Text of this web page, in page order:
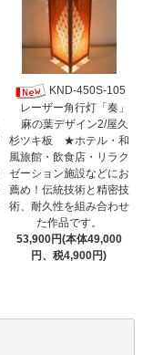
KND-450S-105
レーザー角行灯「奏」
麻の葉デザイン2/屋久
杉ツキ板 ★ホテル・和
風旅館・飲食店・リラク
ゼーション施設などにお
薦め！伝統技術と精密技
術、耐久性を組み合わせ
た作品です。
53,900円(本体49,000
円、税4,900円)